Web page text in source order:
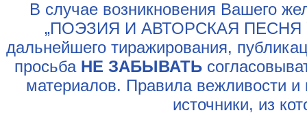
В случае возникновения Вашего
„ПОЭЗИЯ И АВТОРСКАЯ ПЕСНЯ
дальнейшего тиражирования,
просьба НЕ ЗАБЫВАТЬ
материалов. Правила вежливости и
источники, из